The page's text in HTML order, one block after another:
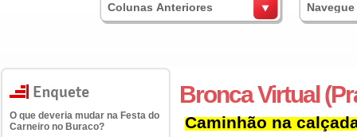
Colunas Anteriores
O que deveria mudar na Festa do
Carneiro no Buraco?
Bronca Virtual
Caminhão na